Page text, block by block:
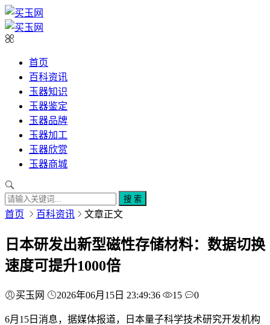
首页
百科资讯
玉器知识
玉器鉴定
玉器品牌
玉器加工
玉器欣赏
玉器商城
搜 索
首页 百科资讯 文章正文
日本研发出新型磁性存储材料：数据切换
速度可提升1000倍
买玉网 2026年06月15日 23:49:36 15 0
6月15日消息，据媒体报道，日本量子科学技术研究开发机构